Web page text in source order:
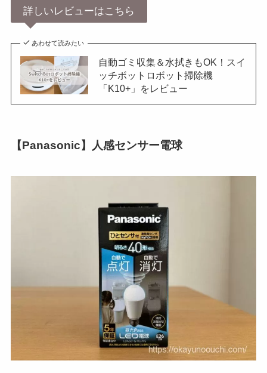
詳しいレビューはこちら
あわせて読みたい
自動ゴミ収集＆水拭きもOK！スイ
ッチボットロボット掃除機
「K10+」をレビュー
【Panasonic】人感センサー電球